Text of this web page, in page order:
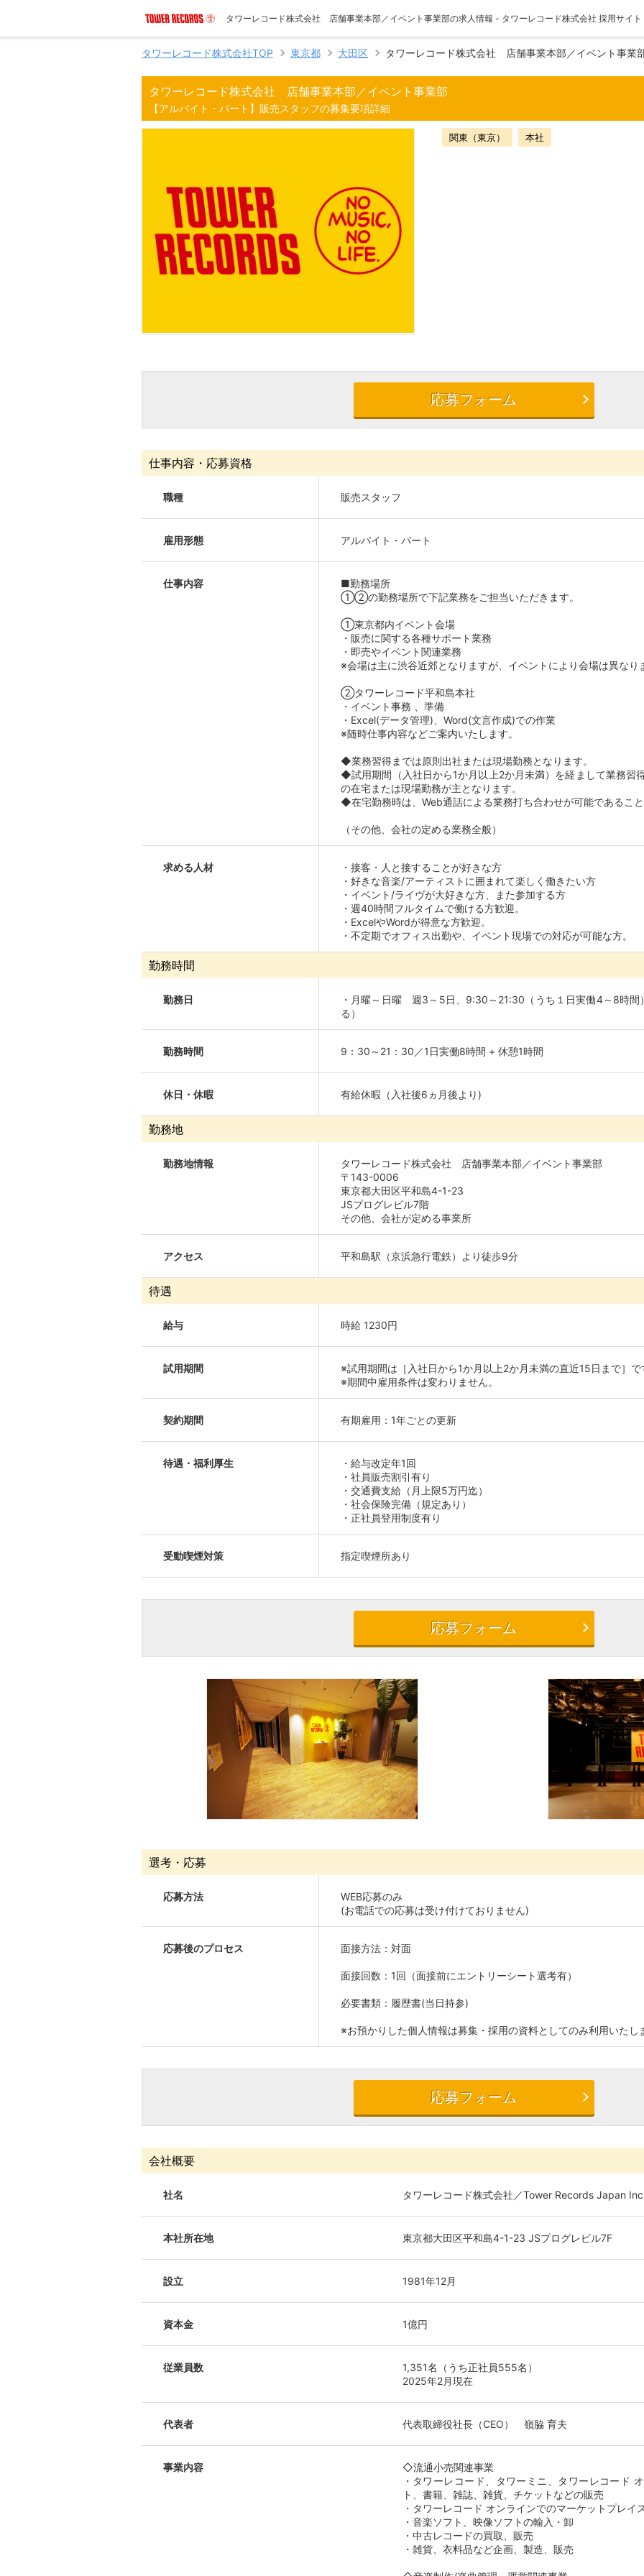
タワーレコード株式会社 店舗事業本部／イベント事業部の求人情報 - タワーレコード株式会社 採用サイト
タワーレコード株式会社TOP 東京都 大田区 タワーレコード株式会社 店舗事業本部／イベント事業
タワーレコード株式会社 店舗事業本部／イベント事業部
【アルバイト・パート】販売スタッフの募集要項詳細
関東（東京） 本社
応募フォーム
仕事内容・応募資格
職種 販売スタッフ
雇用形態 アルバイト・パート
仕事内容
■勤務場所
①②の勤務場所で下記業務をご担当いただきます。
①東京都内イベント会場
・販売に関する各種サポート業務
・即売やイベント関連業務
※会場は主に渋谷近郊となりますが、イベントにより会場は異なり
②タワーレコード平和島本社
・イベント事務 、準備
・Excel(データ管理)、Word(文言作成)での作業
※随時仕事内容などご案内いたします。
◆業務習得までは原則出社または現場勤務となります。
◆試用期間（入社日から1か月以上2か月未満）を経まして業務習
の在宅または現場勤務が主となります。
◆在宅勤務時は、Web通話による業務打ち合わせが可能であるこ
（その他、会社の定める業務全般）
求める人材
・接客・人と接することが好きな方
・好きな音楽/アーティストに囲まれて楽しく働きたい方
・イベント/ライヴが大好きな方、また参加する方
・週40時間フルタイムで働ける方歓迎。
・ExcelやWordが得意な方歓迎。
・不定期でオフィス出勤や、イベント現場での対応が可能な方。
勤務時間
勤務日
・月曜～日曜 週3～5日、9:30～21:30（うち１日実働4～8時間
る）
勤務時間 9：30～21：30／1日実働8時間 + 休憩1時間
休日・休暇 有給休暇（入社後6ヵ月後より)
勤務地
勤務地情報
タワーレコード株式会社 店舗事業本部／イベント事業部
〒143-0006
東京都大田区平和島4-1-23
JSプログレビル7階
その他、会社が定める事業所
アクセス 平和島駅（京浜急行電鉄）より徒歩9分
待遇
給与 時給 1230円
試用期間
※試用期間は［入社日から1か月以上2か月未満の直近15日まで］で
※期間中雇用条件は変わりません。
契約期間 有期雇用：1年ごとの更新
待遇・福利厚生
・給与改定年1回
・社員販売割引有り
・交通費支給（月上限5万円迄）
・社会保険完備（規定あり）
・正社員登用制度有り
受動喫煙対策 指定喫煙所あり
応募フォーム
選考・応募
応募方法
WEB応募のみ
(お電話での応募は受け付けておりません)
応募後のプロセス 面接方法：対面
面接回数：1回（面接前にエントリーシート選考有）
必要書類：履歴書(当日持参)
※お預かりした個人情報は募集・採用の資料としてのみ利用いたし
応募フォーム
会社概要
社名 タワーレコード株式会社／Tower Records Japan
本社所在地 東京都大田区平和島4-1-23 JSプログレビル7F
設立 1981年12月
資本金 1億円
従業員数
1,351名（うち正社員555名）
2025年2月現在
代表者 代表取締役社長（CEO） 嶺脇 育夫
事業内容
◇流通小売関連事業
・タワーレコード、タワーミニ、タワーレコード
ト、書籍、雑誌、雑貨、チケットなどの販売
・タワーレコード オンラインでのマーケットプレイ
・音楽ソフト、映像ソフトの輸入・卸
・中古レコードの買取、販売
・雑貨、衣料品など企画、製造、販売